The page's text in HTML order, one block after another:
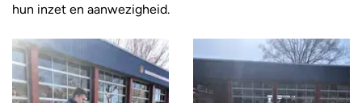
hun inzet en aanwezigheid.
Foto
album
overslaan